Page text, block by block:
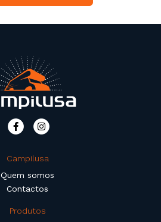
Campilusa
Quem somos
Contactos
Produtos